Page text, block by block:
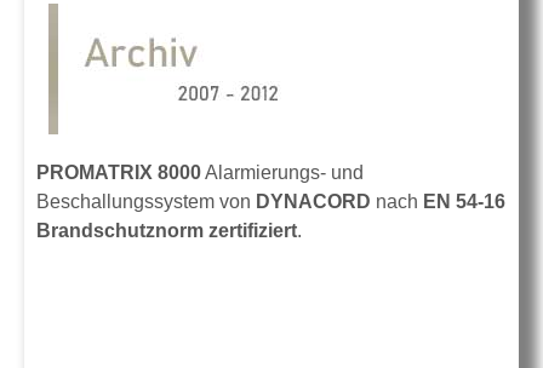
PROMATRIX 8000Alarmierungs- und
Beschallungssystem von DYNACORD nach EN 54-16
Brandschutznorm zertifiziert.